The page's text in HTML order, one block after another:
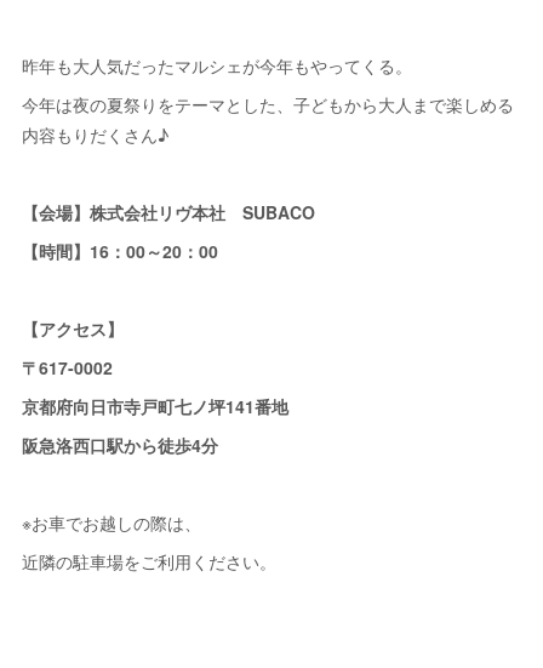
昨年も大人気だったマルシェが今年もやってくる。
今年は夜の夏祭りをテーマとした、子どもから大人まで楽しめる
内容もりだくさん♪
【会場】株式会社リヴ本社 SUBACO
【時間】16：00～20：00
【アクセス】
〒617-0002
京都府向日市寺戸町七ノ坪141番地
阪急洛西口駅から徒歩4分
※お車でお越しの際は、
近隣の駐車場をご利用ください。